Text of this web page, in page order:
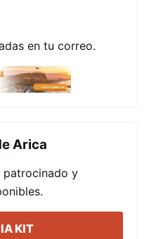
en tu correo.
Arica
patrocinado y
KIT